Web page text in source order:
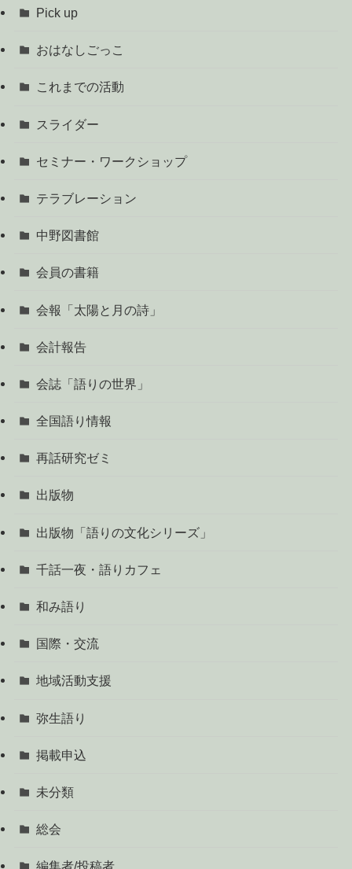
Pick up
おはなしごっこ
これまでの活動
スライダー
セミナー・ワークショップ
テラブレーション
中野図書館
会員の書籍
会報「太陽と月の詩」
会計報告
会誌「語りの世界」
全国語り情報
再話研究ゼミ
出版物
出版物「語りの文化シリーズ」
千話一夜・語りカフェ
和み語り
国際・交流
地域活動支援
弥生語り
掲載申込
未分類
総会
編集者/投稿者